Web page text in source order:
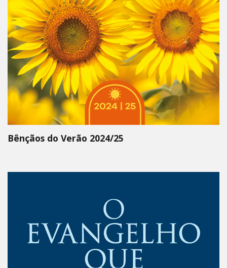
Bênçãos do Verão 2024/25